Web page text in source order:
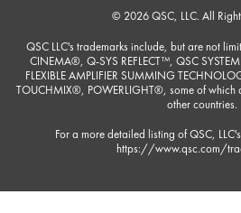
© 2026 QSC, LLC. All
QSC LLC's trademarks include, but are not
CINEMA®, Q-SYS REFLECT™, QSC
FLEXIBLE AMPLIFIER SUMMING
TOUCHMIX®, POWERLIGHT®, some of
other countries.
For a more detailed listing of QSC,
https://www.qsc.com/